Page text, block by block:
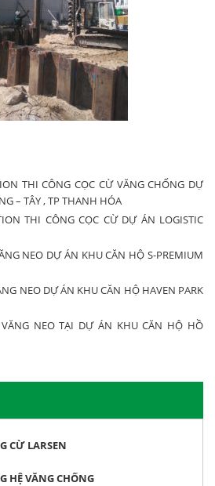
THI CÔNG CỌC CỪ VĂNG CHỐNG DỰ
– TÂY , TP THANH HÓA
THI CÔNG CỌC CỪ DỰ ÁN LOGISTIC
NEO DỰ ÁN KHU CĂN HỘ S-PREMIUM
NEO DỰ ÁN KHU CĂN HỘ HAVEN PARK
NEO TẠI DỰ ÁN KHU CĂN HỘ HỒ
CỪ LARSEN
HỆ VĂNG CHỐNG